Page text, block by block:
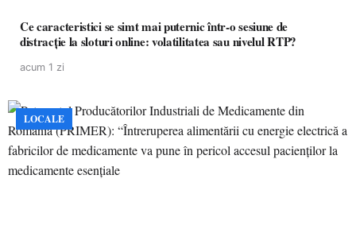
Ce caracteristici se simt mai puternic într-o sesiune de
distracție la sloturi online: volatilitatea sau nivelul RTP?
acum 1 zi
LOCALE